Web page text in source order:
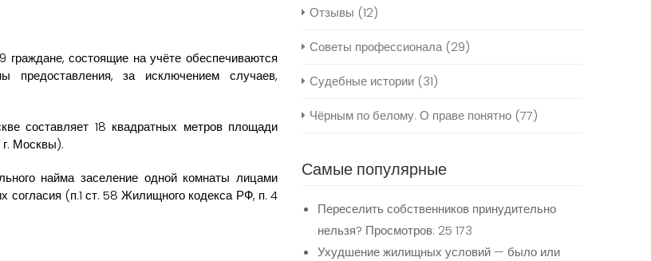
состоящие на учёте обеспечиваются
за исключением случаев,
составляет 18 квадратных метров площади
Москвы).
найма заселение одной комнаты лицами
согласия (п.1 ст. 58 Жилищного кодекса РФ, п. 4
Отзывы (12)
Советы профессионала(29)
Судебные истории (31)
Чёрным по белому. О праве понятно (77)
Самые популярные
Переселить собственников принудительно
нельзя? Просмотров: 25 173
Ухудшение жилищных условий — было или